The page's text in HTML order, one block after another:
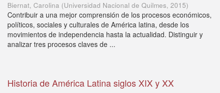
Biernat, Carolina (Universidad Nacional de Quilmes, 2015)
Contribuir a una mejor comprensión de los procesos económicos,
políticos, sociales y culturales de América latina, desde los
movimientos de independencia hasta la actualidad. Distinguir y
analizar tres procesos claves de ...
Historia de América Latina siglos XIX y XX